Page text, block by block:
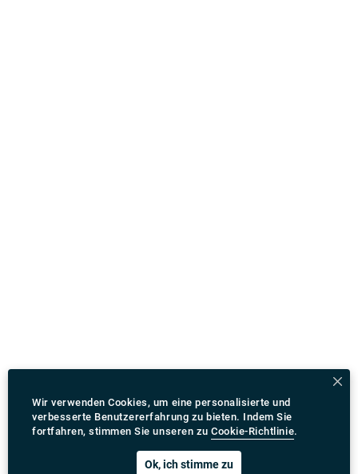
Wir verwenden Cookies, um eine personalisierte und
verbesserte Benutzererfahrung zu bieten. Indem Sie
fortfahren, stimmen Sie unseren zu Cookie-Richtlinie.
Ok, ich stimme zu